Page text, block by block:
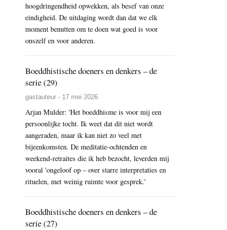
hoogdringendheid opwekken, als besef van onze
eindigheid. De uitdaging wordt dan dat we elk
moment benutten om te doen wat goed is voor
onszelf en voor anderen.
Boeddhistische doeners en denkers – de
serie (29)
gastauteur - 17 mei 2026
Arjan Mulder: 'Het boeddhisme is voor mij een
persoonlijke tocht. Ik weet dat dit niet wordt
aangeraden, maar ik kan niet zo veel met
bijeenkomsten. De meditatie-ochtenden en
weekend-retraites die ik heb bezocht, leverden mij
vooral 'ongeloof op – over starre interpretaties en
rituelen, met weinig ruimte voor gesprek.'
Boeddhistische doeners en denkers – de
serie (27)